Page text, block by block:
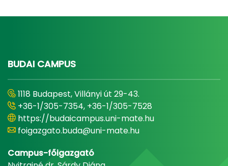
BUDAI CAMPUS
1118 Budapest, Villányi út 29-43.
+36-1/305-7354, +36-1/305-7528
https://budaicampus.uni-mate.hu
foigazgato.buda@uni-mate.hu
Campus-főigazgató